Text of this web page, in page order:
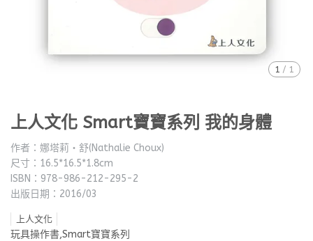
1 / 1
上人文化 Smart寶寶系列 我的身體
作者：娜塔莉‧舒(Nathalie Choux)
尺寸：16.5*16.5*1.8cm
ISBN：978-986-212-295-2
出版日期：2016/03
上人文化
玩具操作書,Smart寶寶系列